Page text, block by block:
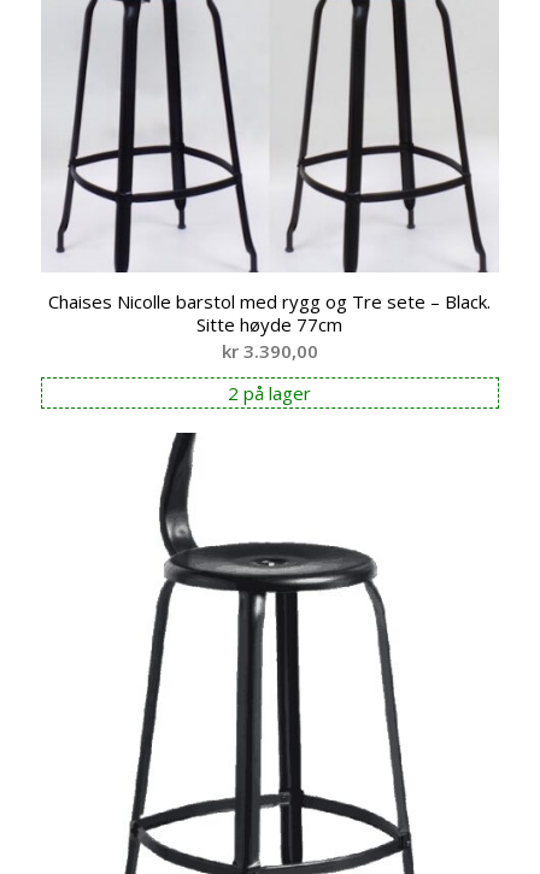
Chaises Nicolle barstol med rygg og Tre sete – Black.
Sitte høyde 77cm
kr3.390,00
2 på lager